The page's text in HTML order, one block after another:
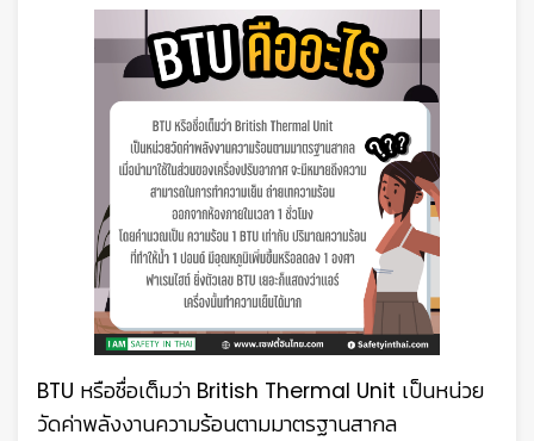
BTU หรือชื่อเต็มว่า British Thermal Unit เป็นหน่วย
วัดค่าพลังงานความร้อนตามมาตรฐานสากล